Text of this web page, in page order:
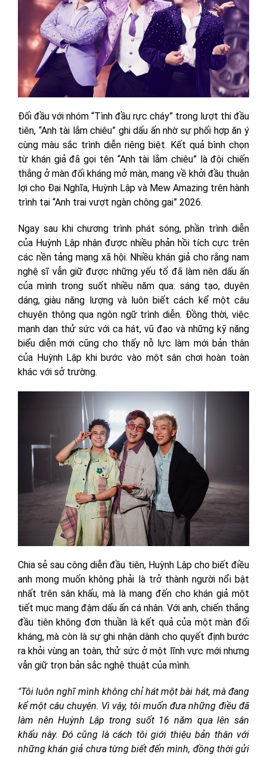
Đối đầu với nhóm “Tình đầu rực cháy” trong lượt thi đầu
tiên, “Anh tài lắm chiêu” ghi dấu ấn nhờ sự phối hợp ăn ý
cùng màu sắc trình diễn riêng biệt. Kết quả bình chọn
từ khán giả đã gọi tên “Anh tài lắm chiêu” là đội chiến
thắng ở màn đối kháng mở màn, mang về khởi đầu thuận
lợi cho Đại Nghĩa, Huỳnh Lập và Mew Amazing trên hành
trình tại “Anh trai vượt ngàn chông gai” 2026.
Ngay sau khi chương trình phát sóng, phần trình diễn
của Huỳnh Lập nhận được nhiều phản hồi tích cực trên
các nền tảng mạng xã hội. Nhiều khán giả cho rằng nam
nghệ sĩ vẫn giữ được những yếu tố đã làm nên dấu ấn
của mình trong suốt nhiều năm qua: sáng tạo, duyên
dáng, giàu năng lượng và luôn biết cách kể một câu
chuyện thông qua ngôn ngữ trình diễn. Đồng thời, việc
mạnh dạn thử sức với ca hát, vũ đạo và những kỹ năng
biểu diễn mới cũng cho thấy nỗ lực làm mới bản thân
của Huỳnh Lập khi bước vào một sân chơi hoàn toàn
khác với sở trường.
Chia sẻ sau công diễn đầu tiên, Huỳnh Lập cho biết điều
anh mong muốn không phải là trở thành người nổi bật
nhất trên sân khấu, mà là mang đến cho khán giả một
tiết mục mang đậm dấu ấn cá nhân. Với anh, chiến thắng
đầu tiên không đơn thuần là kết quả của một màn đối
kháng, mà còn là sự ghi nhận dành cho quyết định bước
ra khỏi vùng an toàn, thử sức ở một lĩnh vực mới nhưng
vẫn giữ trọn bản sắc nghệ thuật của mình.
"Tôi luôn nghĩ mình không chỉ hát một bài hát, mà đang
kể một câu chuyện. Vì vậy, tôi muốn đưa những điều đã
làm nên Huỳnh Lập trong suốt 16 năm qua lên sân
khấu này. Đó cũng là cách tôi giới thiệu bản thân với
những khán giả chưa từng biết đến mình, đồng thời gửi